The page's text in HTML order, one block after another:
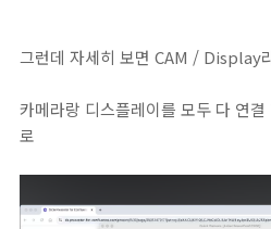
그런데 자세히 보면 CAM / Display
카메라랑 디스플레이를 모두 다 연
로